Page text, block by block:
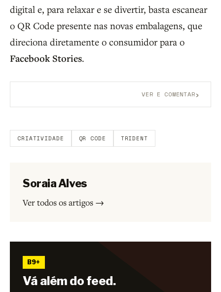
digital e, para relaxar e se divertir, basta escanear
o QR Code presente nas novas embalagens, que
direciona diretamente o consumidor para o
Facebook Stories.
VER E COMENTAR›
CRIATIVIDADE QR CODE TRIDENT
Soraia Alves
Ver todos os artigos →
B9+
Vá além do feed.